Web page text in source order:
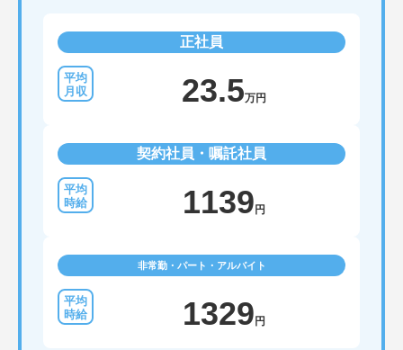
正社員
23.5万円
契約社員・嘱託社員
1139 円
非常勤・パート・アルバイト
1329 円